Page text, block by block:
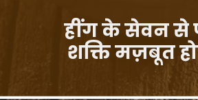
हींग के सेवन से